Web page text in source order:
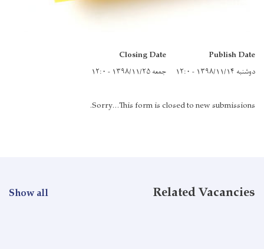
Publish Date
دوشنبه ۱۳۹۸/۱۱/۱۴ - ۱۲:۰
Closing Date
جمعه ۱۳۹۸/۱۱/۲۵ - ۱۲:۰
Sorry...This form is closed to new submissions.
Related Vacancies
Show all